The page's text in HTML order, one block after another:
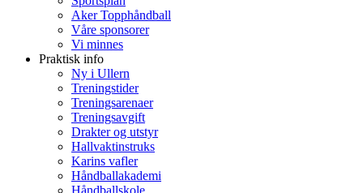
Aker Topphåndball
Våre sponsorer
Vi minnes
Praktisk info
Ny i Ullern
Treningstider
Treningsarenaer
Treningsavgift
Drakter og utstyr
Hallvaktinstruks
Karins vafler
Håndballakademi
Håndballskole